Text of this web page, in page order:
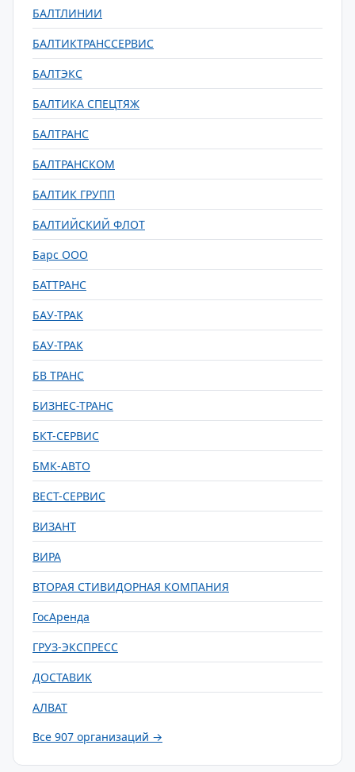
БАЛТЛИНИИ
БАЛТИКТРАНССЕРВИС
БАЛТЭКС
БАЛТИКА СПЕЦТЯЖ
БАЛТРАНС
БАЛТРАНСКОМ
БАЛТИК ГРУПП
БАЛТИЙСКИЙ ФЛОТ
Барс ООО
БАТТРАНС
БАУ-ТРАК
БАУ-ТРАК
БВ ТРАНС
БИЗНЕС-ТРАНС
БКТ-СЕРВИС
БМК-АВТО
ВЕСТ-СЕРВИС
ВИЗАНТ
ВИРА
ВТОРАЯ СТИВИДОРНАЯ КОМПАНИЯ
ГосАренда
ГРУЗ-ЭКСПРЕСС
ДОСТАВИК
АЛВАТ
Все 907 организаций →